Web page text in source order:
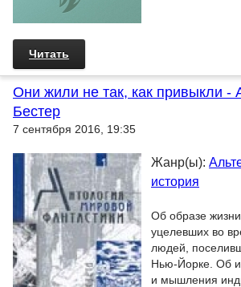
Читать
Они жили не так, как привыкли -
Бестер
7 сентября 2016, 19:35
Жанр(ы):
история
Об образе
уцелевших во
людей,
Нью-Йорке. Об
и мышления